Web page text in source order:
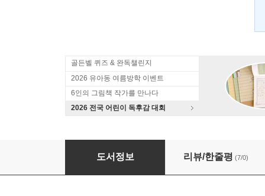
골든벨 퀴즈 & 완독챌린지
2026 유아동 여름방학 이벤트
6인의 그림책 작가를 만나다
2026 전국 어린이 독후감 대회
산신령 학교 2
도서정보 리뷰/한줄평 (7/0)